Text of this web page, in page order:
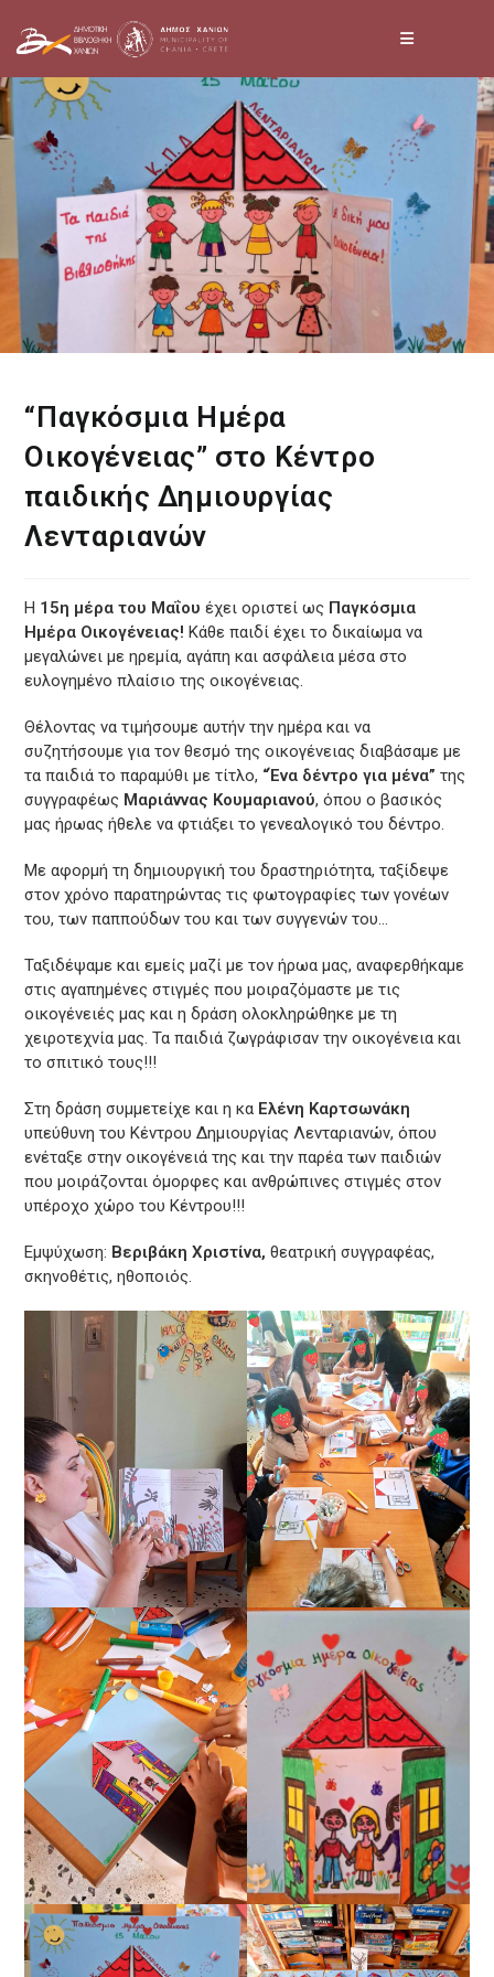
to
content
“Παγκόσμια Ημέρα
Οικογένειας” στο Κέντρο
παιδικής Δημιουργίας
Λενταριανών
Η 15η μέρα του Μαΐου έχει οριστεί ως Παγκόσμια
Ημέρα Οικογένειας!Κάθε παιδί έχει το δικαίωμα να
μεγαλώνει με ηρεμία, αγάπη και ασφάλεια μέσα στο
ευλογημένο πλαίσιο της οικογένειας.
Θέλοντας να τιμήσουμε αυτήν την ημέρα και να
συζητήσουμε για τον θεσμό της οικογένειας διαβάσαμε με
τα παιδιά το παραμύθι με τίτλο, “Ένα δέντρο για μένα” της
συγγραφέως Μαριάννας Κουμαριανού, όπου ο βασικός
μας ήρωας ήθελε να φτιάξει το γενεαλογικό του δέντρο.
Με αφορμή τη δημιουργική του δραστηριότητα, ταξίδεψε
στον χρόνο παρατηρώντας τις φωτογραφίες των γονέων
του, των παππούδων του και των συγγενών του…
Ταξιδέψαμε και εμείς μαζί με τον ήρωα μας, αναφερθήκαμε
στις αγαπημένες στιγμές που μοιραζόμαστε με τις
οικογένειές μας και η δράση ολοκληρώθηκε με τη
χειροτεχνία μας. Τα παιδιά ζωγράφισαν την οικογένεια και
το σπιτικό τους!!!
Στη δράση συμμετείχε και η κα Ελένη Καρτσωνάκη
υπεύθυνη του Κέντρου Δημιουργίας Λενταριανών, όπου
ενέταξε στην οικογένειά της και την παρέα των παιδιών
που μοιράζονται όμορφες και ανθρώπινες στιγμές στον
υπέροχο χώρο του Κέντρου!!!
Εμψύχωση: Βεριβάκη Χριστίνα, θεατρική συγγραφέας,
σκηνοθέτις, ηθοποιός.